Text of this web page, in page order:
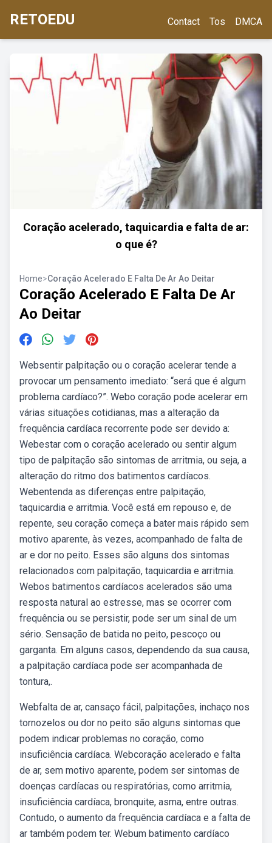
RETOEDU Contact Tos DMCA
Coração acelerado, taquicardia e falta de ar:
o que é?
Home>Coração Acelerado E Falta De Ar Ao Deitar
Coração Acelerado E Falta De Ar
Ao Deitar
Websentir palpitação ou o coração acelerar tende a
provocar um pensamento imediato: “será que é algum
problema cardíaco?”. Webo coração pode acelerar em
várias situações cotidianas, mas a alteração da
frequência cardíaca recorrente pode ser devido a:
Webestar com o coração acelerado ou sentir algum
tipo de palpitação são sintomas de arritmia, ou seja, a
alteração do ritmo dos batimentos cardíacos.
Webentenda as diferenças entre palpitação,
taquicardia e arritmia. Você está em repouso e, de
repente, seu coração começa a bater mais rápido sem
motivo aparente, às vezes, acompanhado de falta de
ar e dor no peito. Esses são alguns dos sintomas
relacionados com palpitação, taquicardia e arritmia.
Webos batimentos cardíacos acelerados são uma
resposta natural ao estresse, mas se ocorrer com
frequência ou se persistir, pode ser um sinal de um
sério. Sensação de batida no peito, pescoço ou
garganta. Em alguns casos, dependendo da sua causa,
a palpitação cardíaca pode ser acompanhada de
tontura,.
Webfalta de ar, cansaço fácil, palpitações, inchaço nos
tornozelos ou dor no peito são alguns sintomas que
podem indicar problemas no coração, como
insuficiência cardíaca. Webcoração acelerado e falta
de ar, sem motivo aparente, podem ser sintomas de
doenças cardíacas ou respiratórias, como arritmia,
insuficiência cardíaca, bronquite, asma, entre outras.
Contudo, o aumento da frequência cardíaca e a falta de
ar também podem ter. Webum batimento cardíaco